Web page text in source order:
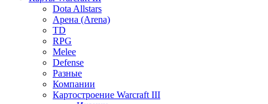
Dota Allstars
Арена (Arena)
TD
RPG
Melee
Defense
Разные
Компании
Картостроение Warcraft III